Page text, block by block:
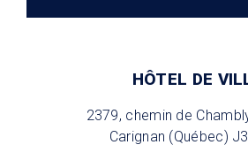
HÔTEL DE
2379, chemin de
Carignan (Québec)